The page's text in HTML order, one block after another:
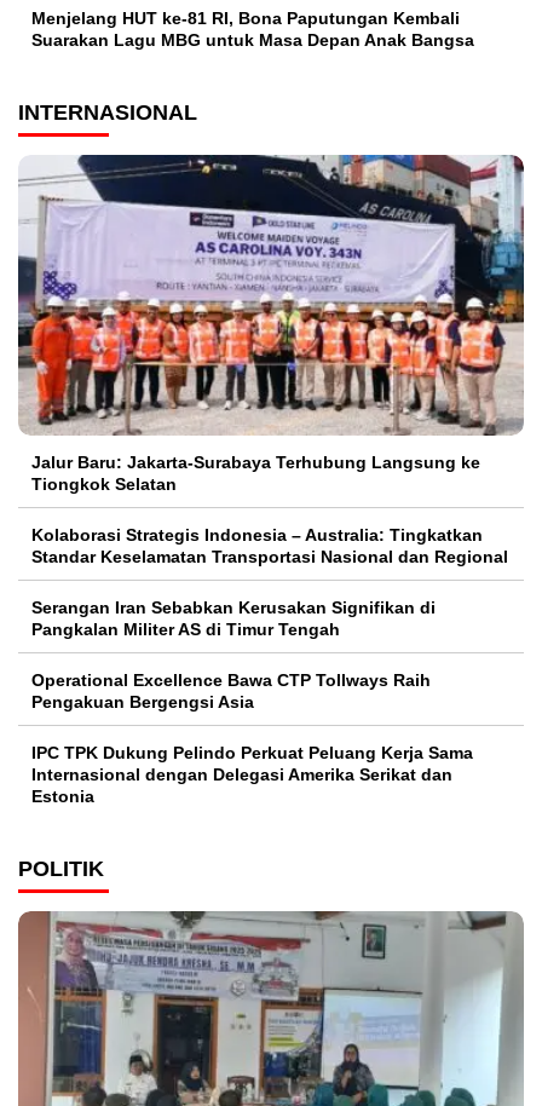
Menjelang HUT ke-81 RI, Bona Paputungan Kembali
Suarakan Lagu MBG untuk Masa Depan Anak Bangsa
INTERNASIONAL
Jalur Baru: Jakarta-Surabaya Terhubung Langsung ke
Tiongkok Selatan
Kolaborasi Strategis Indonesia – Australia: Tingkatkan
Standar Keselamatan Transportasi Nasional dan Regional
Serangan Iran Sebabkan Kerusakan Signifikan di
Pangkalan Militer AS di Timur Tengah
Operational Excellence Bawa CTP Tollways Raih
Pengakuan Bergengsi Asia
IPC TPK Dukung Pelindo Perkuat Peluang Kerja Sama
Internasional dengan Delegasi Amerika Serikat dan
Estonia
POLITIK